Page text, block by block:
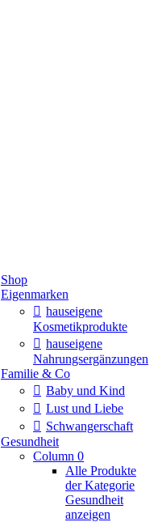
Shop
Eigenmarken
hauseigene
Kosmetikprodukte
hauseigene
Nahrungsergänzungen
Familie & Co
Baby und Kind
Lust und Liebe
Schwangerschaft
Gesundheit
Column 0
Alle Produkte
der Kategorie
Gesundheit
anzeigen